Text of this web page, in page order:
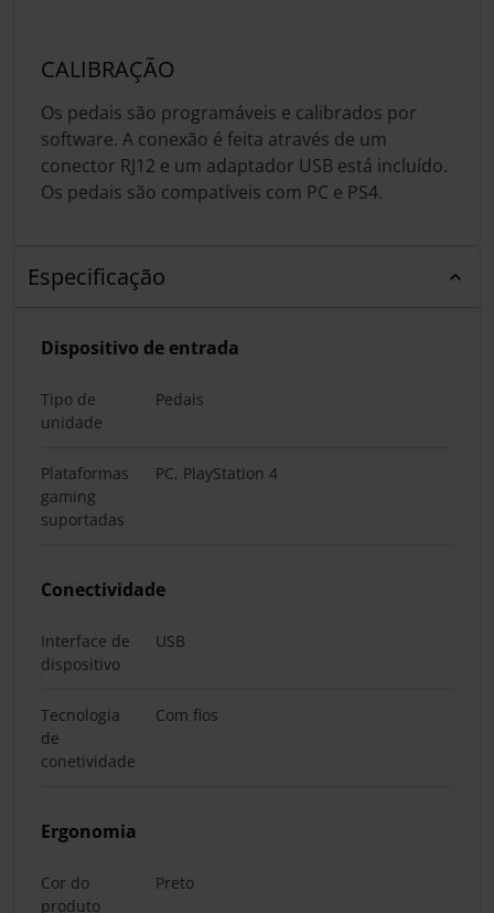
CALIBRAÇÃO
Os pedais são programáveis e calibrados por
software. A conexão é feita através de um
conector RJ12 e um adaptador USB está incluído.
Os pedais são compatíveis com PC e PS4.
Especificação
Dispositivo de entrada
Tipo de
unidade
Pedais
Plataformas
gaming
suportadas
PC, PlayStation 4
Conectividade
Interface de
dispositivo
USB
Tecnologia
de
conetividade
Com fios
Ergonomia
Cor do
produto
Preto